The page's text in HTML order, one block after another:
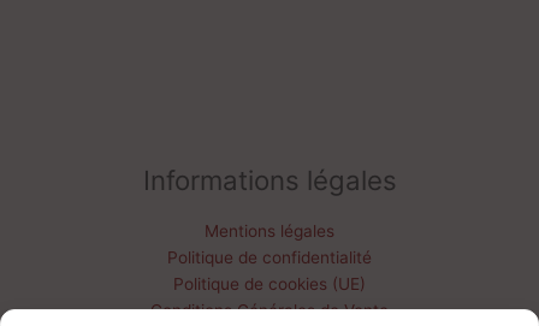
Informations légales
Mentions légales
Politique de confidentialité
Politique de cookies (UE)
Conditions Générales de Vente